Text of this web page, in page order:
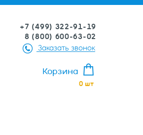
+7 (499) 322-91-19
8 (800) 600-63-02
Заказать звонок
Корзина
0 шт